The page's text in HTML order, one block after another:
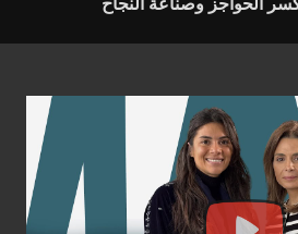
الحواجز وصناعة النجاح